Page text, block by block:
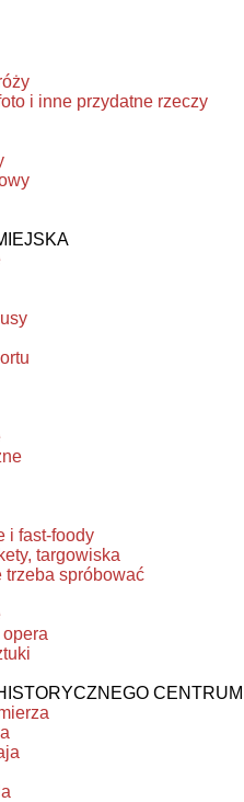
i inne przydatne rzeczy
i fast-foody
targowiska
spróbować
CENTRUM